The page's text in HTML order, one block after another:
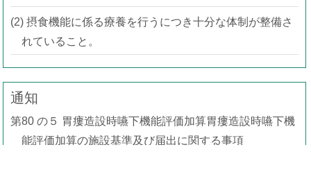
(2) 摂食機能に係る療養を行うにつき十分な体制が整備さ
れていること。
通知
第80 の５ 胃瘻造設時嚥下機能評価加算胃瘻造設時嚥下機
能評価加算の施設基準及び届出に関する事項